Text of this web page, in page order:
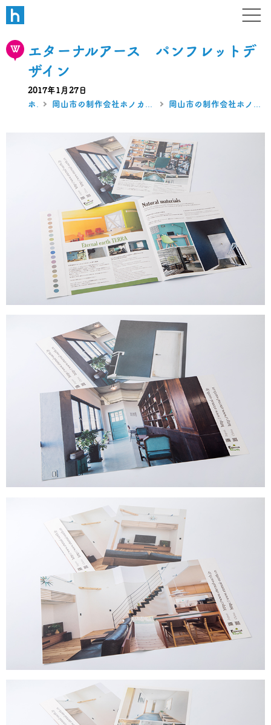
W B N デザイン・ホームページ・
エターナルアース パンフレットデ
ザイン
2017年1月27日
ホーム
岡山市の制作会社ホノカのホームページ・グラフィック制作実績 岡山市の制作会社ホノカのグラフィックデザイン制作実績